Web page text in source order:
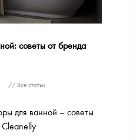
советы от бренда
// Все статьи
для ванной – советы
Cleanelly